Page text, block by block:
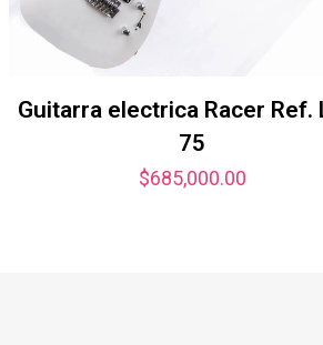
Guitarra electrica Racer Ref.
75
$685,000.00